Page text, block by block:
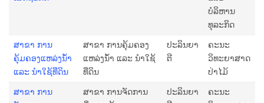
ບໍລິຫານ
ທຸລະກິດ
ສາຂາ ການ
ຄຸ້ມຄອງແຫລ່ງນໍ້າ
ແລະ ນໍາໃຊ້ທີ່ດິນ
ສາຂາ ການຄຸ້ມຄອງ
ແຫລ່ງນໍ້າ ແລະ ນໍາໃຊ້
ທີ່ດິນ
ປະລິນຍາ
ຕີ
ຄະນະ
ວິທະຍາສາດ
ປ່າໄມ້
ສາຂາ ການ
ສາຂາ ການຈັດການ
ປະລິນຍາ
ຄະນະ